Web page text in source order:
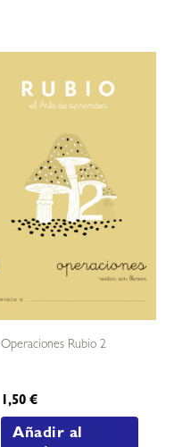
Operaciones Rubio 2
1,50€
Añadir al